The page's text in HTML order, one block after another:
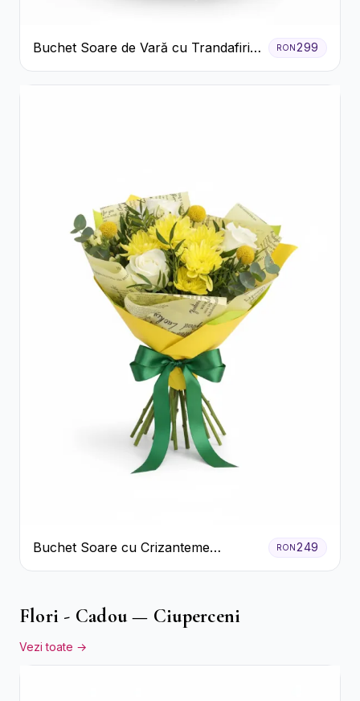
Buchet Soare de Vară cu Trandafiri
Galbeni și Crizanteme Albe
RON299
Buchet Soare cu Crizanteme
Galbene și Trandafiri Albi
RON249
Flori - Cadou — Ciuperceni
Vezi toate →